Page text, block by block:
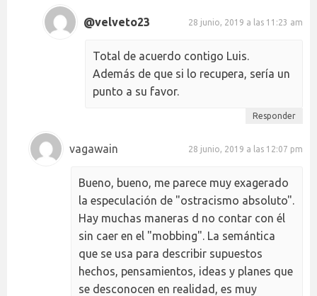
@velveto23 28 junio, 2019 a las 11:23 am
Total de acuerdo contigo Luis.
Además de que si lo recupera, sería un
punto a su favor.
Responder
vagawain 28 junio, 2019 a las 12:07 pm
Bueno, bueno, me parece muy exagerado
la especulación de "ostracismo absoluto".
Hay muchas maneras d no contar con él
sin caer en el "mobbing". La semántica
que se usa para describir supuestos
hechos, pensamientos, ideas y planes que
se desconocen en realidad, es muy